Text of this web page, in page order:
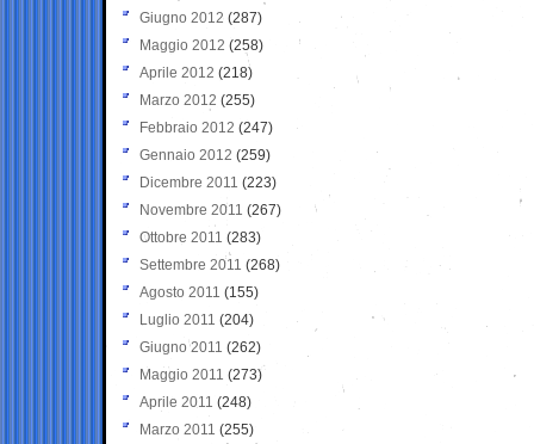
Giugno 2012 (287)
Maggio 2012 (258)
Aprile 2012 (218)
Marzo 2012 (255)
Febbraio 2012 (247)
Gennaio 2012 (259)
Dicembre 2011 (223)
Novembre 2011 (267)
Ottobre 2011 (283)
Settembre 2011 (268)
Agosto 2011 (155)
Luglio 2011 (204)
Giugno 2011 (262)
Maggio 2011 (273)
Aprile 2011 (248)
Marzo 2011 (255)